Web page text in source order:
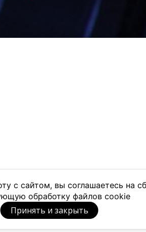
с сайтом, вы соглашаетесь на
обработку файлов cookie
Принять и закрыть